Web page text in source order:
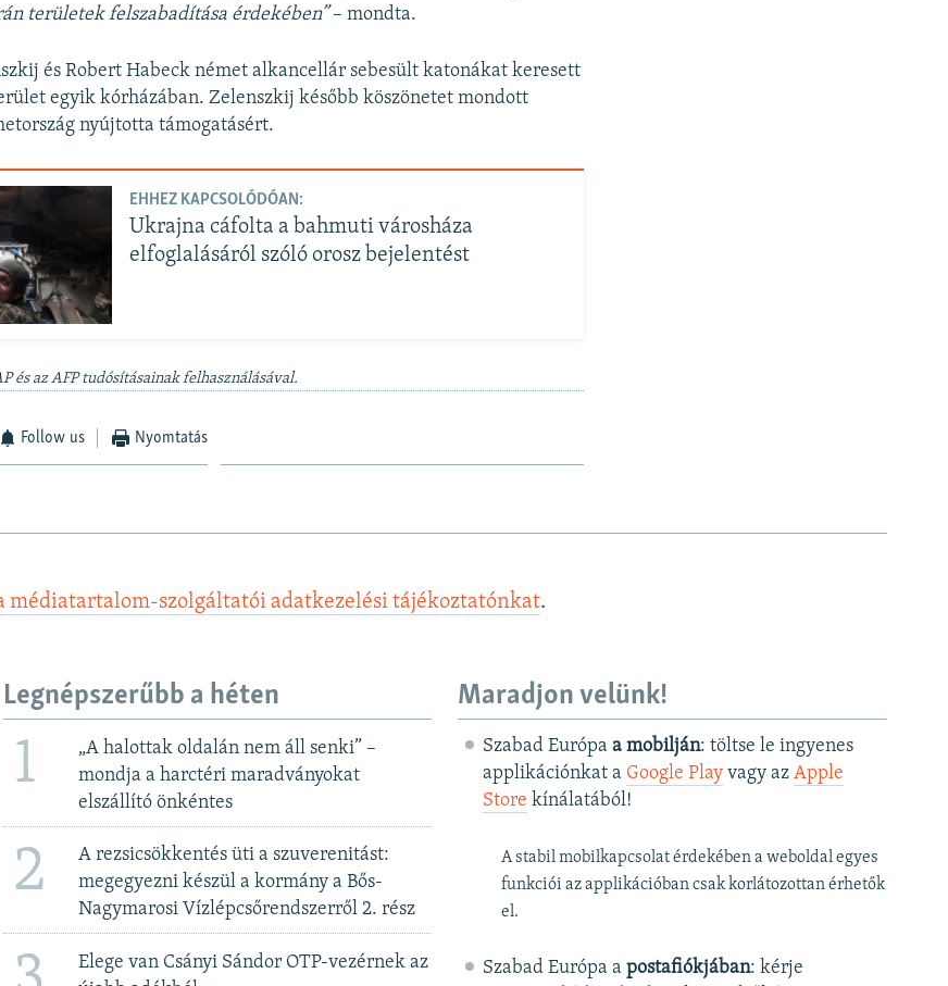
területek felszabadítása érdekében”– mondta.
és Robert Habeck német alkancellár sebesült katonákat keresett
egyik kórházában. Zelenszkij később köszönetet mondott
nyújtotta támogatásért.
EHHEZ KAPCSOLÓDÓAN:
Ukrajna cáfolta a bahmuti városháza
elfoglalásáról szóló orosz bejelentést
és az AFP tudósításainak felhasználásával.
Follow us Nyomtatás
médiatartalom-szolgáltatói adatkezelési tájékoztatónkat.
Legnépszerűbb a héten
1
„A halottak oldalán nem áll senki” –
mondja a harctéri maradványokat
elszállító önkéntes
2
A rezsicsökkentés üti a szuverenitást:
megegyezni készül a kormány a Bős-
Nagymarosi Vízlépcsőrendszerről 2. rész
Elege van Csányi Sándor OTP-vezérnek az
Maradjon velünk!
Szabad Európa a mobilján: töltse le ingyenes
applikációnkat a Google Playvagy az Apple
Store kínálatából!
A stabil mobilkapcsolat érdekében a weboldal egyes
funkciói az applikációban csak korlátozottan érhetők
el.
Szabad Európa a postafiókjában: kérje